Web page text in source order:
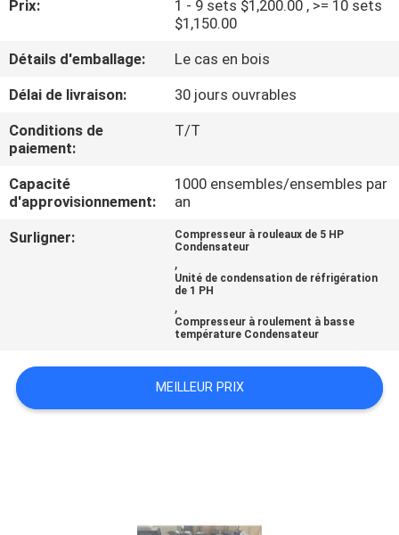
CONTRÔLE
DE
CONTACTEZ-
NOUS
UNE
DU
SITE
CONFIDENTIALITÉ
Prix:
1 - 9 sets $1,200.00 , >= 10 sets
$1,150.00
Détails d'emballage:
Le cas en bois
Délai de livraison:
30 jours ouvrables
Conditions de
paiement:
T/T
Capacité
d'approvisionnement:
1000 ensembles/ensembles par
an
Surligner:
Compresseur à rouleaux de 5 HP
Condensateur
,
Unité de condensation de réfrigération
de 1 PH
,
Compresseur à roulement à basse
température Condensateur
MEILLEUR PRIX